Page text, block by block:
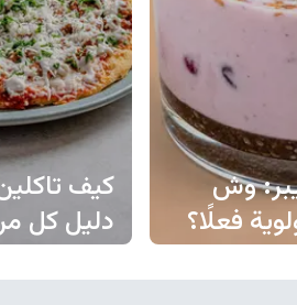
وش
فعلًا؟
كيف
دليل كل